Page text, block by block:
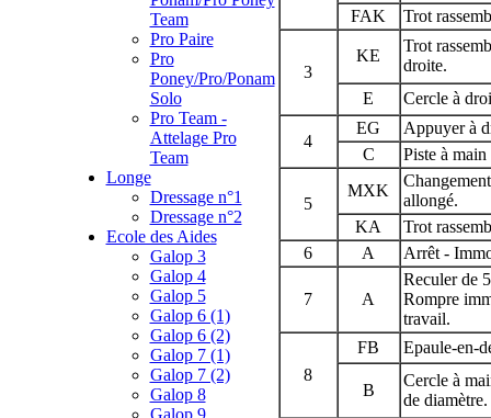
Team
Pro Paire
Pro
Poney/Pro/Ponam
Solo
Pro Team -
Attelage Pro
Team
Longe
Dressage n°1
Dressage n°2
Ecole des Aides
Galop 3
Galop 4
Galop 5
Galop 6 (1)
Galop 6 (2)
Galop 7 (1)
Galop 7 (2)
Galop 8
FAK
Trot
3
KE
Trot
droite.
E
Cercle à
4
EG
Appuyer à
C
Piste à
5
MXK
allongé.
KA
Trot
6
A Arrêt -
7 A
Reculer de
Rompre
travail.
8
FB Epaule-en-
B
Cercle à
de diamètre.